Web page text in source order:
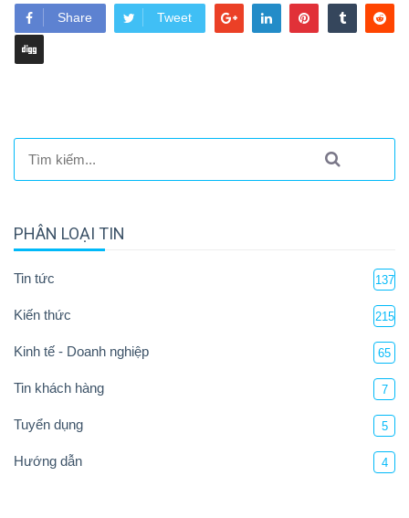
Share
Tweet
PHÂN LOẠI TIN
Tin tức 137
Kiến thức 215
Kinh tế - Doanh nghiệp 65
Tin khách hàng 7
Tuyển dụng 5
Hướng dẫn 4